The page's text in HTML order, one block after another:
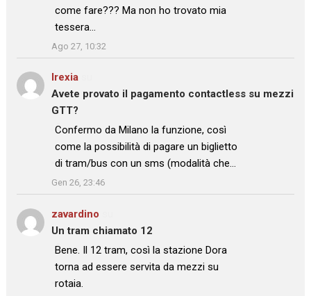
come fare??? Ma non ho trovato mia
tessera…
”
Ago 27, 10:32
Irexia
Avete provato il pagamento contactless su mezzi
GTT?
: “
Confermo da Milano la funzione, così
come la possibilità di pagare un biglietto
di tram/bus con un sms (modalità che…
”
Gen 26, 23:46
zavardino
Un tram chiamato 12
: “
Bene. Il 12 tram, così la stazione Dora
torna ad essere servita da mezzi su
rotaia.
”